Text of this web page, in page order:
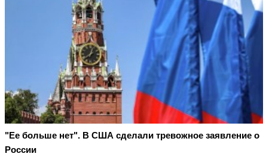
"Ее больше нет". В США сделали тревожное заявление о
России